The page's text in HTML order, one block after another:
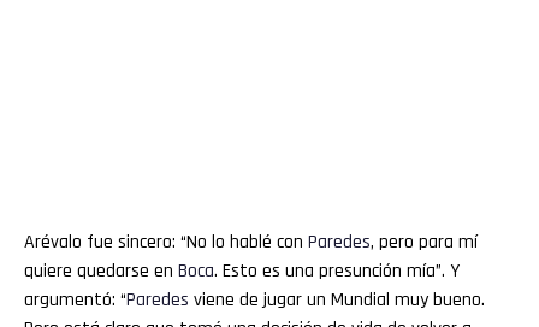
Arévalo fue sincero: “No lo hablé con Paredes, pero para mí
quiere quedarse en Boca. Esto es una presunción mía”. Y
argumentó: “Paredes viene de jugar un Mundial muy bueno.